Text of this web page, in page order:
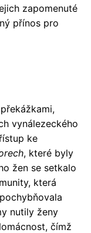
zapomenuté
přínos pro
vynálezeckého
ke
, které byly
žen se setkalo
která
nutily ženy
čímž